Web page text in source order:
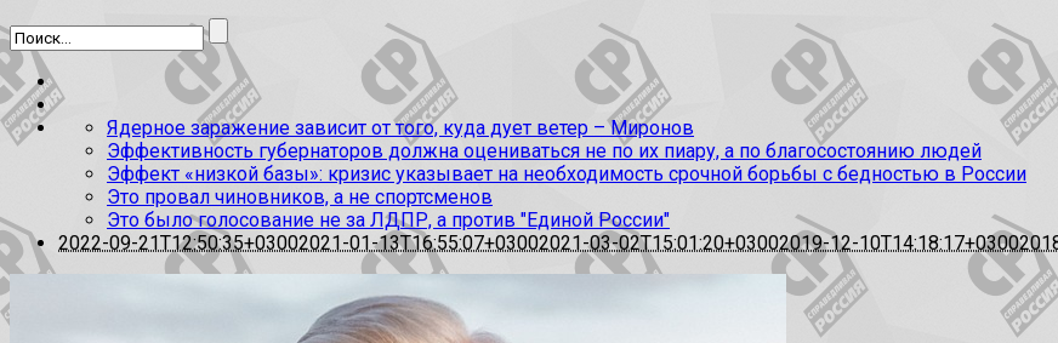
Ядерное заражение зависит от того, куда дует ветер – Миронов
Эффективность губернаторов должна оцениваться не по их пиару, а по благосостоянию людей
Эффект «низкой базы»: кризис указывает на необходимость срочной борьбы с бедностью в России
Это провал чиновников, а не спортсменов
Это было голосование не за ЛДПР, а против "Единой России"
2022-09-21T12:50:35+03002021-01-13T16:55:07+03002021-03-02T15:01:20+03002019-12-10T14:18:17+0300